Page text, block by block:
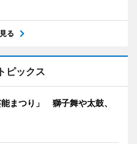
る
ピックス
まつり」 獅子舞や太鼓、